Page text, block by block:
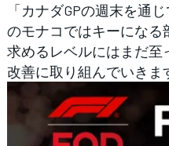
「カナダGPの週末を通
のモナコではキーにな
求めるレベルにはまだ至
改善に取り組んでいきま